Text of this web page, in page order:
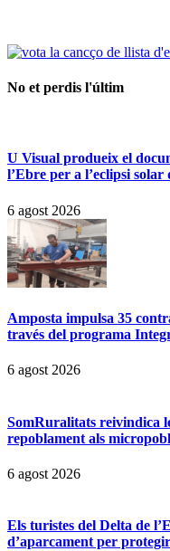
No et perdis l'últim
U Visual produeix el
l’Ebre per a l’eclipsi solar
6 agost 2026
Amposta impulsa 35
través del programa
6 agost 2026
SomRuralitats reivindica
repoblament als
6 agost 2026
Els turistes del Delta de
d’aparcament per